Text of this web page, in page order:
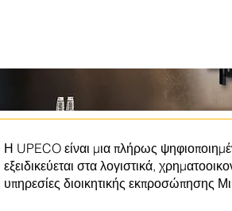
Η UPECO είναι μια πλήρως
εξειδικεύεται στα λογιστικά,
υπηρεσίες διοικητικής εκπροσώπησης